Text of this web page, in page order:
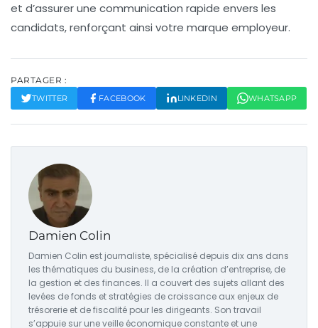
et d’assurer une communication rapide envers les
candidats, renforçant ainsi votre marque employeur.
PARTAGER :
TWITTER FACEBOOK LINKEDIN WHATSAPP
Damien Colin
Damien Colin est journaliste, spécialisé depuis dix ans dans
les thématiques du business, de la création d’entreprise, de
la gestion et des finances. Il a couvert des sujets allant des
levées de fonds et stratégies de croissance aux enjeux de
trésorerie et de fiscalité pour les dirigeants. Son travail
s’appuie sur une veille économique constante et une